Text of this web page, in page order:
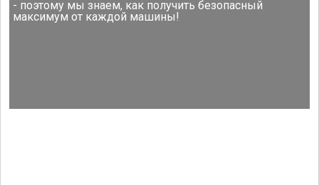
- поэтому мы знаем, как получить безопасный
максимум от каждой машины!